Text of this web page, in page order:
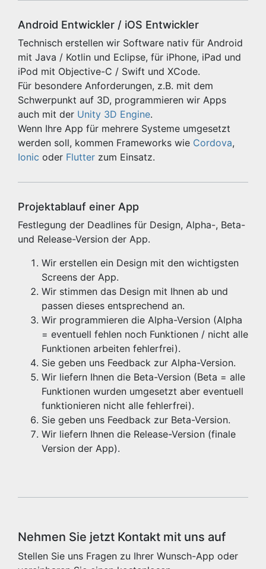
Android Entwickler / iOS Entwickler
Technisch erstellen wir Software nativ für Android
mit Java / Kotlin und Eclipse, für iPhone, iPad und
iPod mit Objective-C / Swift und XCode.
Für besondere Anforderungen, z.B. mit dem
Schwerpunkt auf 3D, programmieren wir Apps
auch mit der Unity 3D Engine.
Wenn Ihre App für mehrere Systeme umgesetzt
werden soll, kommen Frameworks wie Cordova,
Ionic oder Flutter zum Einsatz.
Projektablauf einer App
Festlegung der Deadlines für Design, Alpha-, Beta-
und Release-Version der App.
Wir erstellen ein Design mit den wichtigsten
Screens der App.
Wir stimmen das Design mit Ihnen ab und
passen dieses entsprechend an.
Wir programmieren die Alpha-Version (Alpha
= eventuell fehlen noch Funktionen / nicht alle
Funktionen arbeiten fehlerfrei).
Sie geben uns Feedback zur Alpha-Version.
Wir liefern Ihnen die Beta-Version (Beta = alle
Funktionen wurden umgesetzt aber eventuell
funktionieren nicht alle fehlerfrei).
Sie geben uns Feedback zur Beta-Version.
Wir liefern Ihnen die Release-Version (finale
Version der App).
Nehmen Sie jetzt Kontakt mit uns auf
Stellen Sie uns Fragen zu Ihrer Wunsch-App oder